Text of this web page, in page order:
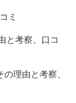
ミ
と考察、口コ
理由と考察、